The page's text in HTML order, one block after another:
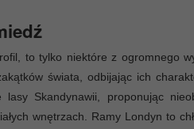
to tylko niektóre z ogromnego
świata, odbijając ich
Skandynawii, proponując
wnętrzach. Ramy Londyn to